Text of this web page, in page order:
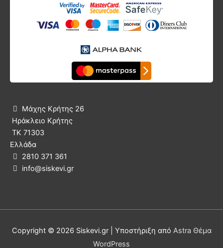

Μάχης Κρήτης 26
Ηράκλειο Κρήτης
ΤΚ 71303
Ελλάδα
 2810 371 361
 info@siskevi.gr
Copyright © 2026 Siskevi.gr| Υποστήριξη από Astra Θέμα
WordPress